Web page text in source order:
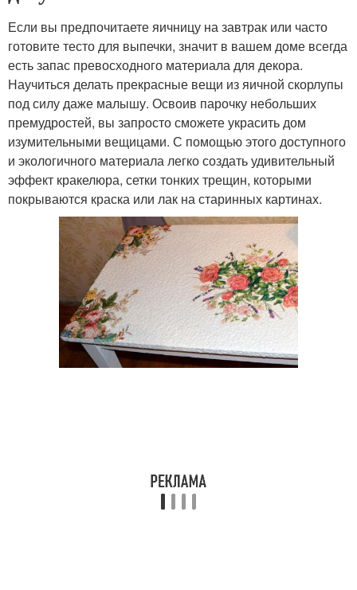
Если вы предпочитаете яичницу на завтрак или часто
готовите тесто для выпечки, значит в вашем доме всегда
есть запас превосходного материала для декора.
Научиться делать прекрасные вещи из яичной скорлупы
под силу даже малышу. Освоив парочку небольших
премудростей, вы запросто сможете украсить дом
изумительными вещицами. С помощью этого доступного
и экологичного материала легко создать удивительный
эффект кракелюра, сетки тонких трещин, которыми
покрываются краска или лак на старинных картинах.